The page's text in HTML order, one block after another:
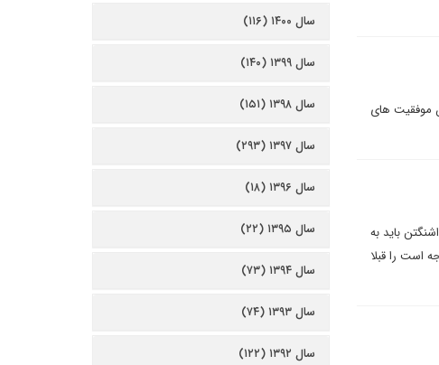
موفقیت های
باید به
است را قبلا
سال ۱۴۰۰ (۱۱۶)
سال ۱۳۹۹ (۱۴۰)
سال ۱۳۹۸ (۱۵۱)
سال ۱۳۹۷ (۲۹۳)
سال ۱۳۹۶ (۱۸)
سال ۱۳۹۵ (۲۲)
سال ۱۳۹۴ (۷۳)
سال ۱۳۹۳ (۷۴)
سال ۱۳۹۲ (۱۲۲)